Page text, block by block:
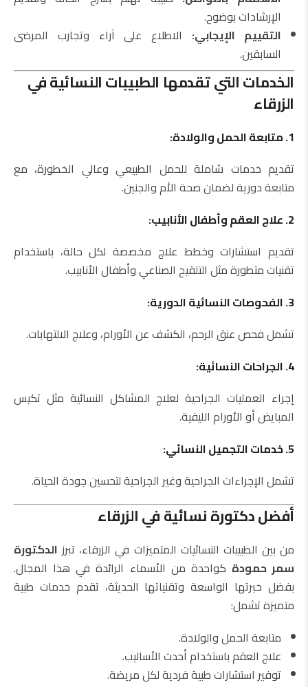
الإرشادات بوضوح.
التقييم الإيجابي: الاطلاع على آراء وتجارب المرضى
السابقين.
الخدمات التي تقدمها الطبيبات النسائية في
الزرقاء
1. متابعة الحمل والولادة:
تقديم خدمات شاملة للحمل الطبيعي وعالي الخطورة، مع
متابعة دورية لضمان صحة الأم والجنين.
2. علاج العقم وأطفال الأنابيب:
تقديم استشارات وخطط علاج مخصصة لكل حالة، باستخدام
تقنيات متطورة مثل التلقيح الصناعي وأطفال الأنابيب.
3. الفحوصات النسائية الدورية:
تشمل فحص عنق الرحم، الكشف عن الأورام، وعلاج الالتهابات.
4. الجراحات النسائية:
إجراء العمليات الجراحية لعلاج المشاكل النسائية مثل تكيس
المبايض أو الأورام الليفية.
5. خدمات التجميل النسائي:
تشمل الإجراءات الجراحية وغير الجراحية لتحسين جودة الحياة.
أفضل دكتورة نسائية في الزرقاء
من بين الطبيبات النسائيات المتميزات في الزرقاء، تبرز الدكتورة
سمر حمودة كواحدة من الأسماء الرائدة في هذا المجال.
بفضل خبرتها الواسعة وتقنياتها الحديثة، تقدم خدمات طبية
متميزة تشمل:
متابعة الحمل والولادة.
علاج العقم باستخدام أحدث الأساليب.
توفير استشارات طبية فردية لكل مريضة.